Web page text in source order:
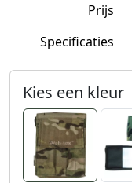
Prijs
Specificaties
Kies een kleur